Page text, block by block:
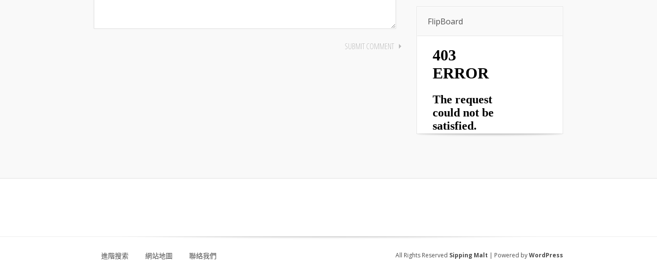
FlipBoard
進階搜索 網站地圖 聯絡我們 All Rights Reserved Sipping Malt | Powered byWordPress